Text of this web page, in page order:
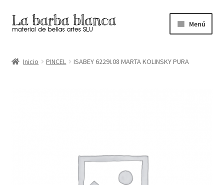
Ir
a
navegación
Ir
al
Menú
Inicio PINCEL ISABEY 6229I.08 MARTA KOLINSKY PURA